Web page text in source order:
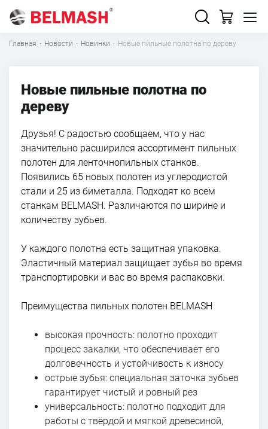
Главная · Новости · Новинки · Новые пильные полотна по дереву
Новые пильные полотна по
дереву
Друзья! С радостью сообщаем, что у нас
значительно расширился ассортимент пильных
полотен для ленточнопильных станков.
Появились 65 новых полотен из углеродистой
стали и 25 из биметалла. Подходят ко всем
станкам BELMASH. Различаются по ширине и
количеству зубьев.
У каждого полотна есть защитная упаковка.
Эластичный материал защищает зубья во время
транспортировки и вас во время распаковки.
Преимущества пильных полотен BELMASH
высокая прочность: полотно проходит
процесс закалки, что обеспечивает его
долговечность и устойчивость к износу
острые зубья: специальная заточка зубьев
гарантирует чистый и ровный рез
универсальность: полотно подходит для
работы с твёрдой и мягкой древесиной,